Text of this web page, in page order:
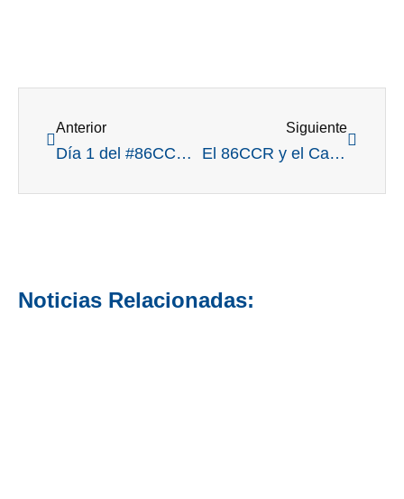
Anterior
Día 1 del #86CCR: el viento no pudo barrer con los buenos scores (nos fallaste sol)
Siguiente
El 86CCR y el Campeonato Latinoamericano se unieron para premiar a los ganadores
Noticias Relacionadas: